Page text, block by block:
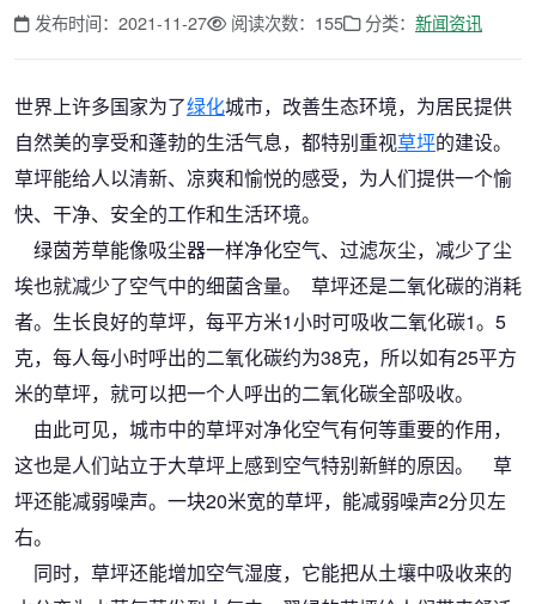
发布时间：2021-11-27 阅读次数：155 分类： 新闻资讯
世界上许多国家为了绿化城市，改善生态环境，为居民提供
自然美的享受和蓬勃的生活气息，都特别重视草坪的建设。
草坪能给人以清新、凉爽和愉悦的感受，为人们提供一个愉
快、干净、安全的工作和生活环境。
绿茵芳草能像吸尘器一样净化空气、过滤灰尘，减少了尘
埃也就减少了空气中的细菌含量。 草坪还是二氧化碳的消耗
者。生长良好的草坪，每平方米1小时可吸收二氧化碳1。5
克，每人每小时呼出的二氧化碳约为38克，所以如有25平方
米的草坪，就可以把一个人呼出的二氧化碳全部吸收。
由此可见，城市中的草坪对净化空气有何等重要的作用，
这也是人们站立于大草坪上感到空气特别新鲜的原因。 草
坪还能减弱噪声。一块20米宽的草坪，能减弱噪声2分贝左
右。
同时，草坪还能增加空气湿度，它能把从土壤中吸收来的